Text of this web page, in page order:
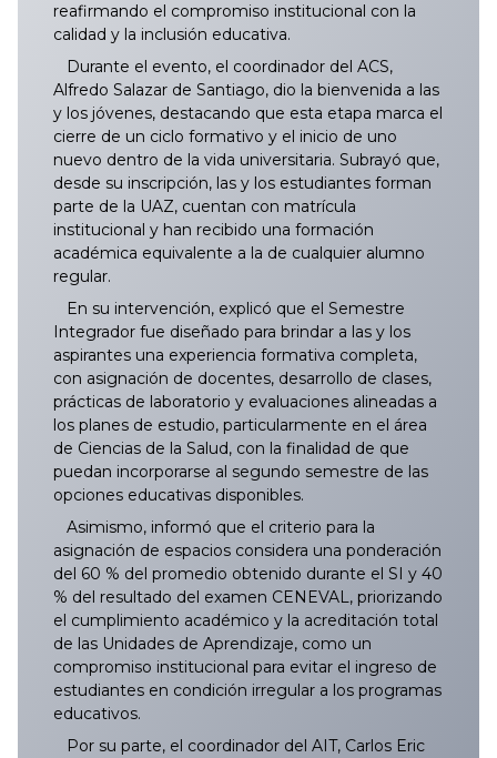
reafirmando el compromiso institucional con la
calidad y la inclusión educativa.
Durante el evento, el coordinador del ACS,
Alfredo Salazar de Santiago, dio la bienvenida a las
y los jóvenes, destacando que esta etapa marca el
cierre de un ciclo formativo y el inicio de uno
nuevo dentro de la vida universitaria. Subrayó que,
desde su inscripción, las y los estudiantes forman
parte de la UAZ, cuentan con matrícula
institucional y han recibido una formación
académica equivalente a la de cualquier alumno
regular.
En su intervención, explicó que el Semestre
Integrador fue diseñado para brindar a las y los
aspirantes una experiencia formativa completa,
con asignación de docentes, desarrollo de clases,
prácticas de laboratorio y evaluaciones alineadas a
los planes de estudio, particularmente en el área
de Ciencias de la Salud, con la finalidad de que
puedan incorporarse al segundo semestre de las
opciones educativas disponibles.
Asimismo, informó que el criterio para la
asignación de espacios considera una ponderación
del 60 % del promedio obtenido durante el SI y 40
% del resultado del examen CENEVAL, priorizando
el cumplimiento académico y la acreditación total
de las Unidades de Aprendizaje, como un
compromiso institucional para evitar el ingreso de
estudiantes en condición irregular a los programas
educativos.
Por su parte, el coordinador del AIT, Carlos Eric